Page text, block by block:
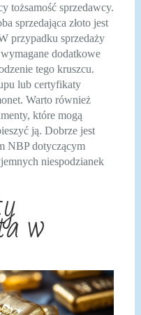
tożsamość sprzedawcy.
sprzedająca złoto jest
przypadku sprzedaży
dodatkowe
tego kruszcu.
lub certyfikaty
Warto również
które mogą
ją. Dobrze jest
NBP dotyczącym
niespodzianek
w